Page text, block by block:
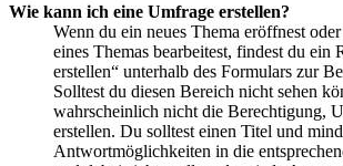
Wie kann ich eine Umfrage erstellen?
Wenn du ein neues Thema eröffnest
eines Themas bearbeitest, findest du ein
erstellen“ unterhalb des Formulars zur
Solltest du diesen Bereich nicht sehen
wahrscheinlich nicht die Berechtigung,
erstellen. Du solltest einen Titel und
Antwortmöglichkeiten in die